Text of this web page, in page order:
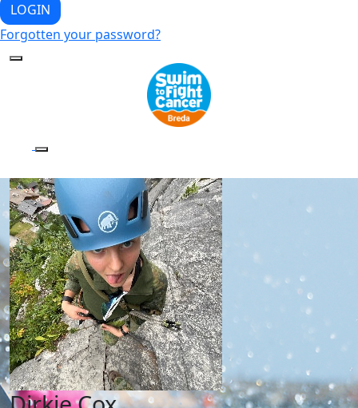
LOGIN
Forgotten your password?